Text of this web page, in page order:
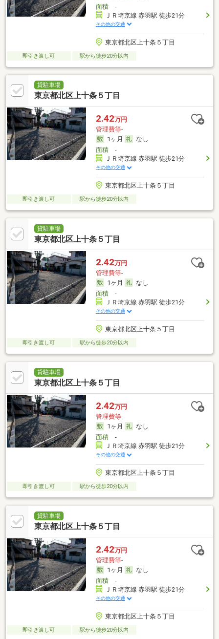
面積-
ＪＲ埼京線 赤羽駅 徒歩21分
その他の交通
東京都北区上十条５丁目
即引き渡し可 駅から徒歩20分以内
貸駐車場
東京都北区上十条５丁目
2.42万円
管理費等-
1ヶ月
なし
面積-
ＪＲ埼京線 赤羽駅 徒歩21分
その他の交通
東京都北区上十条５丁目
即引き渡し可 駅から徒歩20分以内
貸駐車場
東京都北区上十条５丁目
2.42万円
管理費等-
1ヶ月
なし
面積-
ＪＲ埼京線 赤羽駅 徒歩21分
その他の交通
東京都北区上十条５丁目
即引き渡し可 駅から徒歩20分以内
貸駐車場
東京都北区上十条５丁目
2.42万円
管理費等-
1ヶ月
なし
面積-
ＪＲ埼京線 赤羽駅 徒歩21分
その他の交通
東京都北区上十条５丁目
即引き渡し可 駅から徒歩20分以内
貸駐車場
東京都北区上十条５丁目
2.42万円
管理費等-
1ヶ月
なし
面積-
ＪＲ埼京線 赤羽駅 徒歩21分
その他の交通
東京都北区上十条５丁目
即引き渡し可 駅から徒歩20分以内